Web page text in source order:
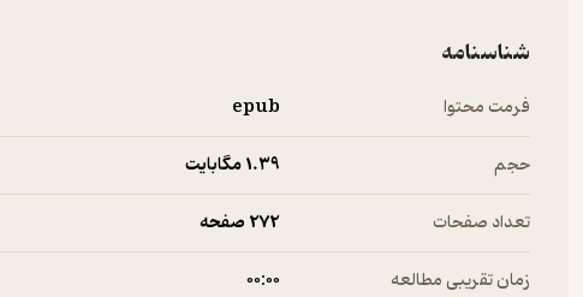
شناسنامه
فرمت محتوا epub
حجم 1.۳۹ مگابایت
تعداد صفحات 272 صفحه
زمان تقریبی مطالعه ۰۰:۰۰